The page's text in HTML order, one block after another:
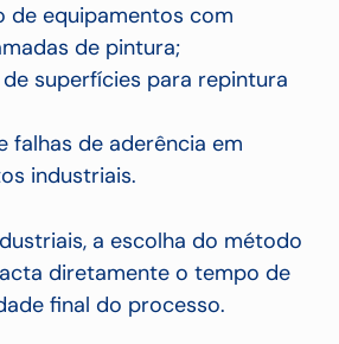
de equipamentos com
de pintura;
superfícies para repintura
falhas de aderência em
industriais.
a escolha do método
diretamente o tempo de
final do processo.